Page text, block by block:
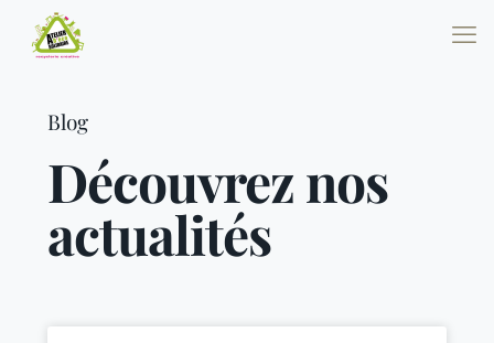
Blog
Découvrez nos
actualités